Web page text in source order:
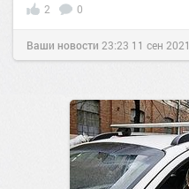
2 0
Ваши новости 23:23 11 сен 2021